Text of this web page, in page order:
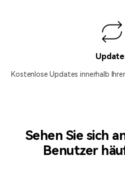
Kostenlose Updates innerhalb
Sehen Sie sich
Benutzer